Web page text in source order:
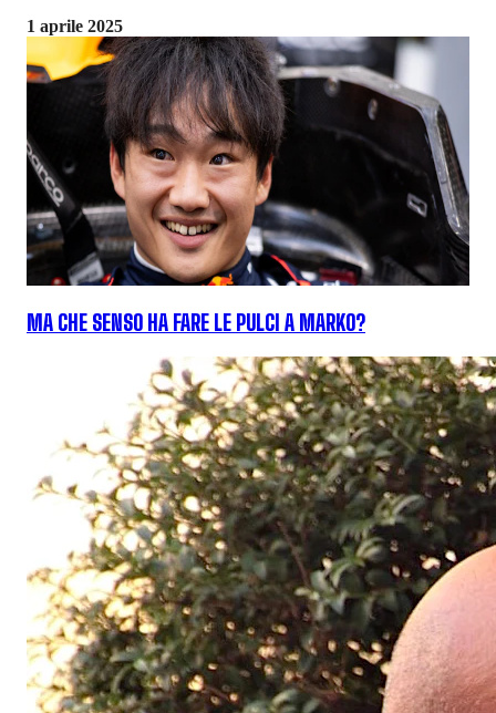
1 aprile 2025
MA CHE SENSO HA FARE LE PULCI A MARKO?